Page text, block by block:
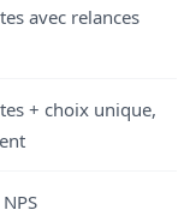
avec relances
+ choix unique,